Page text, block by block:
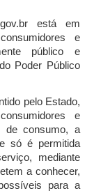
está em
e
público e
Poder Público
pelo Estado,
e
de consumo, a
só é permitida
mediante
a conhecer,
para a